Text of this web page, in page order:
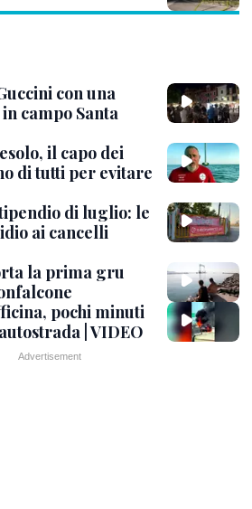
con una
campo Santa
il capo dei
di tutti per evitare
di luglio: le
ai cancelli
la prima gru
pochi minuti
| VIDEO